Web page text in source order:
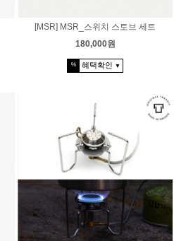
[MSR] MSR_스위치 스토브 세트
180,000원
% 혜택확인 ▼